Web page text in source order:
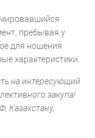
пребывая у
для ношения
характеристики.
на интересующий
закупа!
Казахстану,